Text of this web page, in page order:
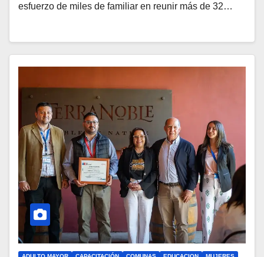
esfuerzo de miles de familiar en reunir más de 32…